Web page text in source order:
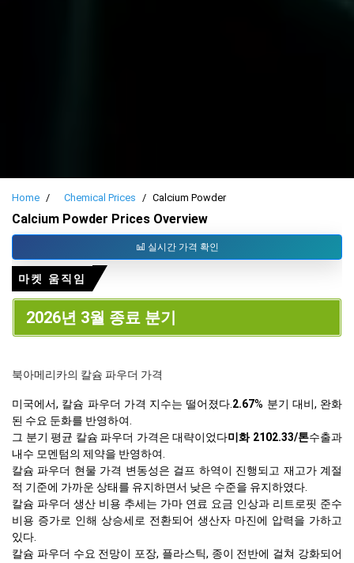
Home Chemical Prices Calcium Powder
Calcium Powder Prices Overview
실시간 가격 확인
마켓 움직임
2026년 3월 종료 분기
북아메리카의 칼슘 파우더 가격
미국에서, 칼슘 파우더 가격 지수는 떨어졌다. 2.67% 분기 대비, 완화
된 수요 둔화를 반영하여.
그 분기 평균 칼슘 파우더 가격은 대략이었다미화 2102.33/톤수출과
내수 모멘텀의 제약을 반영하여.
칼슘 파우더 현물 가격 변동성은 걸프 하역이 진행되고 재고가 계절
적 기준에 가까운 상태를 유지하면서 낮은 수준을 유지하였다.
칼슘 파우더 생산 비용 추세는 가마 연료 요금 인상과 리트로핏 준수
비용 증가로 인해 상승세로 전환되어 생산자 마진에 압력을 가하고
있다.
칼슘 파우더 수요 전망이 포장, 플라스틱, 종이 전반에 걸쳐 강화되어